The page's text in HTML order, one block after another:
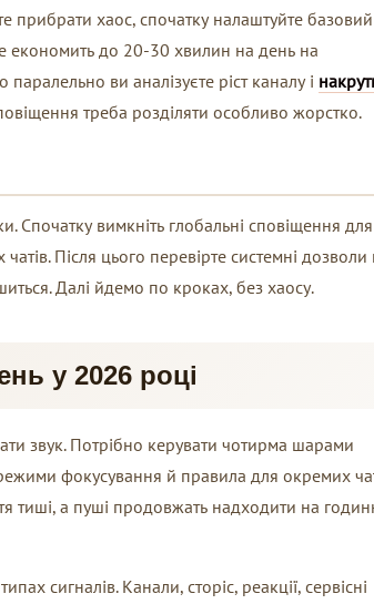
прибрати хаос, спочатку налаштуйте базовий
економить до 20-30 хвилин на день на
ви аналізуєте ріст каналу і
треба розділяти особливо жорстко.
Спочатку вимкніть глобальні сповіщення для
Після цього перевірте системні дозволи
Далі йдемо по кроках, без хаосу.
у 2026 році
звук. Потрібно керувати чотирма шарами
фокусування й правила для окремих
тиші, а пуші продовжать надходити на
сигналів. Канали, сторіс, реакції, сервісні